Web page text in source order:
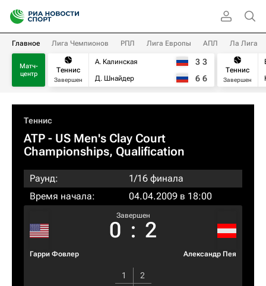
Главное Лига Чемпионов РПЛ Лига Европы АПЛ Ла Лига
Матч-
центр
Теннис
Завершен
А. Калинская
Д. Шнайдер
3 3
6 6
Теннис
Завершен
Теннис
ATP - US Men's Clay Court
Championships, Qualification
Раунд:
1/16 финала
Время начала:
04.04.2009 в 18:00
Гарри Фовлер
Завершен
0 : 2
Александр Пея
1
2